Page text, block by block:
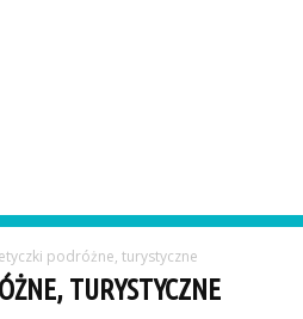
podróżne, turystyczne
TURYSTYCZNE